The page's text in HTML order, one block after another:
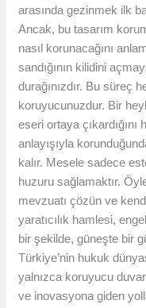
arasında gezinmek ilk
Ancak, bu tasarım
nasıl korunacağını
sandığının kilidini
durağınızdır. Bu süreç
koruyucunuzdur. Bir
eseri ortaya
anlayışıyla
kalır. Mesele sadece
huzuru sağlamaktır.
mevzuatı çözün ve
yaratıcılık hamlesi,
bir şekilde, güneşte bir
Türkiye’nin hukuk
yalnızca koruyucu
ve inovasyona giden